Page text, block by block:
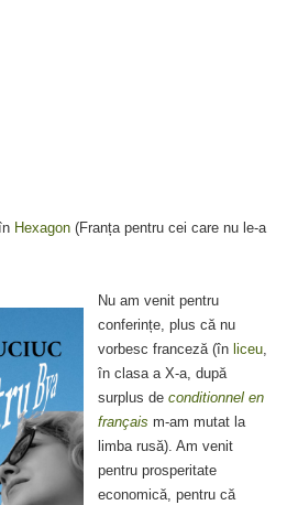
Hexagon (Franța pentru cei care nu le-a
Nu am venit pentru
conferințe, plus că nu
vorbesc franceză (în liceu,
în clasa a X-a, după
surplus de conditionnel en
français m-am mutat la
limba rusă). Am venit
pentru prosperitate
economică, pentru că